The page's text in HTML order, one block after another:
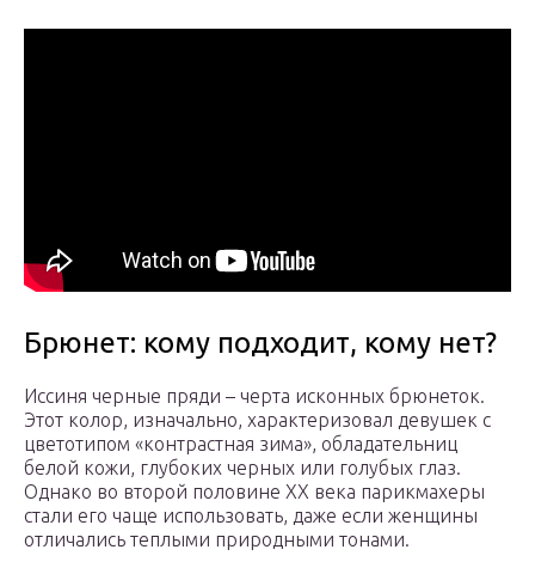
Брюнет: кому подходит, кому нет?
Иссиня черные пряди – черта исконных брюнеток.
Этот колор, изначально, характеризовал девушек с
цветотипом «контрастная зима», обладательниц
белой кожи, глубоких черных или голубых глаз.
Однако во второй половине ХХ века парикмахеры
стали его чаще использовать, даже если женщины
отличались теплыми природными тонами.